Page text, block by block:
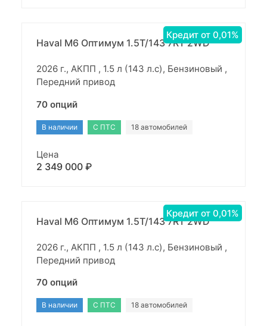
Кредит от 0,01%
Haval M6 Оптимум 1.5T/143 7RT 2WD
2026 г., АКПП , 1.5 л (143 л.с), Бензиновый ,
Передний привод
70 опций
В наличии С ПТС 18 автомобилей
Цена
2 349 000 ₽
Кредит от 0,01%
Haval M6 Оптимум 1.5T/143 7RT 2WD
2026 г., АКПП , 1.5 л (143 л.с), Бензиновый ,
Передний привод
70 опций
В наличии С ПТС 18 автомобилей